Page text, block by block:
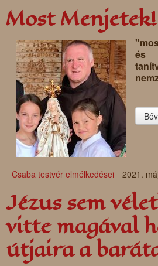
Most Menjetek!
és
Csaba testvér elmélkedései 2021.
Jézus sem
vitte magával
útjaira a